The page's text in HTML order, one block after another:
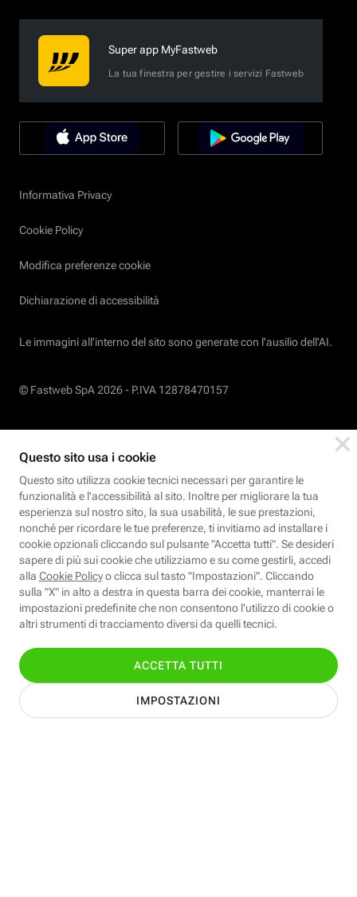
Super app MyFastweb
La tua finestra per gestire i servizi Fastweb
Informativa Privacy
Cookie Policy
Modifica preferenze cookie
Dichiarazione di accessibilità
Le immagini all’interno del sito sono generate con l'ausilio dell'AI.
© Fastweb SpA 2026 - P.IVA 12878470157